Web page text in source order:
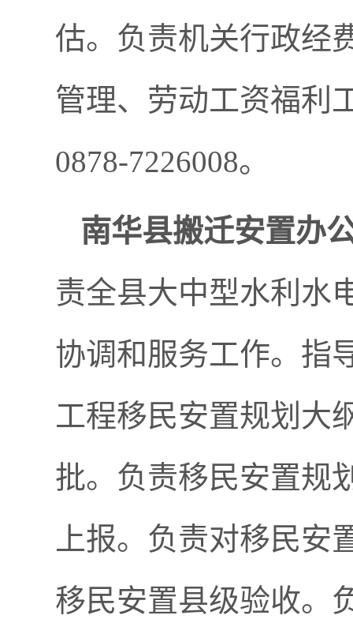
估。负责机关行政经
管理、劳动工资福利
0878-7226008。
南华县搬迁安置办
责全县大中型水利水
协调和服务工作。指
工程移民安置规划大
批。负责移民安置规
上报。负责对移民
移民安置县级验收。